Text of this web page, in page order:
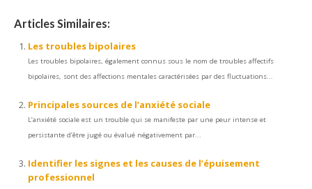
Articles Similaires:
Les troubles bipolaires
Les troubles bipolaires, également connus sous le nom de troubles affectifs
bipolaires, sont des affections mentales caractérisées par des fluctuations...
Principales sources de l’anxiété sociale
L’anxiété sociale est un trouble qui se manifeste par une peur intense et
persistante d’être jugé ou évalué négativement par...
Identifier les signes et les causes de l’épuisement
professionnel